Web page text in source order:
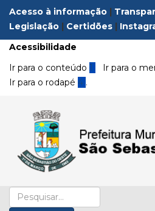
Acesso à informação |
Legislação | Certidões |
Acessibilidade
Ir para o conteúdo 1 Ir para o
Ir para o rodapé 4 .